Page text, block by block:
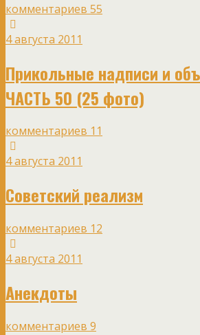
комментариев 55
4 августа 2011
Прикольные надписи и
ЧАСТЬ 50 (25 фото)
комментариев 11
4 августа 2011
Советский реализм
комментариев 12
4 августа 2011
Анекдоты
комментариев 9